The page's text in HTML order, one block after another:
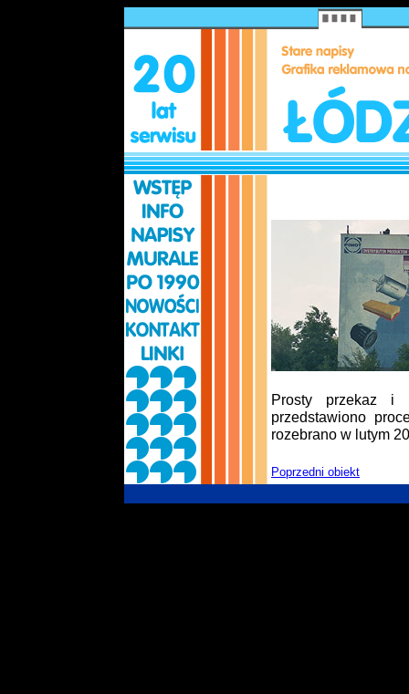
Prosty przekaz i
przedstawiono
rozebrano w lutym
Poprzedni obiekt